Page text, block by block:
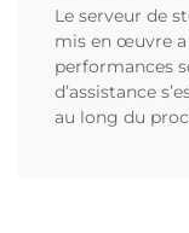
Le serveur de
mis en œuvre a
performances
d’assistance
au long du